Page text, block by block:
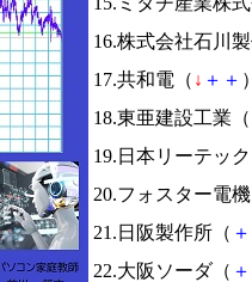
16.株式会社石川
17.共和電（ ↓ ＋ ＋
18.東亜建設工業（
19.日本リーテッ
20.フォスター電
21.日阪製作所（ ＋
22.大阪ソーダ（ ＋